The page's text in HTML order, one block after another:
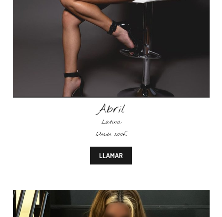
Abril
Latina
Desde 200€
LLAMAR